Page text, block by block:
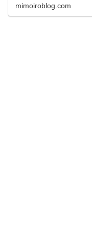
mimoiroblog.com